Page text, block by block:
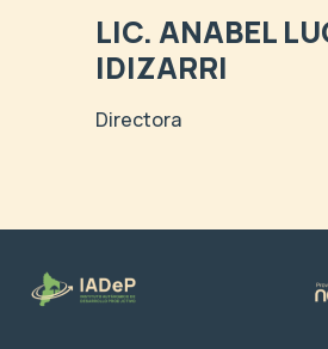
LIC. ANABEL
IDIZARRI
Directora